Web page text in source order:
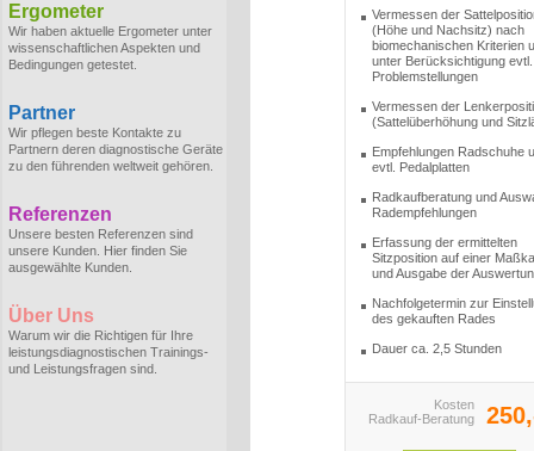
Ergometer
Wir haben aktuelle Ergometer unter
wissenschaftlichen Aspekten und
Bedingungen getestet.
Partner
Wir pflegen beste Kontakte zu
Partnern deren diagnostische Geräte
zu den führenden weltweit gehören.
Referenzen
Unsere besten Referenzen sind
unsere Kunden. Hier finden Sie
ausgewählte Kunden.
Über Uns
Warum wir die Richtigen für Ihre
leistungsdiagnostischen Trainings-
und Leistungsfragen sind.
Vermessen der
(Höhe und Nachsitz) nach
biomechanischen Kriterien
unter Berücksichtigung evtl.
Problemstellungen
Vermessen der
(Sattelüberhöhung und
Empfehlungen Radschuhe
evtl. Pedalplatten
Radkaufberatung und
Radempfehlungen
Erfassung der ermittelten
Sitzposition auf einer
und Ausgabe der
Nachfolgetermin zur
des gekauften Rades
Dauer ca. 2,5 Stunden
Kosten
Radkauf-Beratung